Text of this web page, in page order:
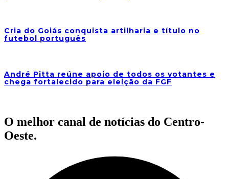
Cria do Goiás conquista artilharia e título no
futebol português
André Pitta reúne apoio de todos os votantes e
chega fortalecido para eleição da FGF
O melhor canal de notícias do Centro-
Oeste.